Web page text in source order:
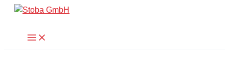
Zum
springenMain
Menu